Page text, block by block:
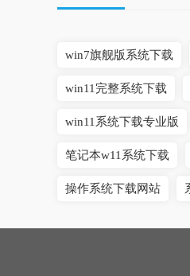
win7旗舰版系统下载
win11完整系统下载
win11系统下载专业版
笔记本w11系统下载
操作系统下载网站